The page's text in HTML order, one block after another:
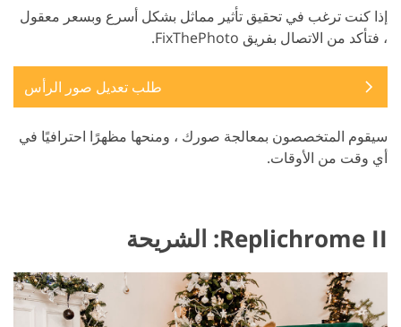
إذا كنت ترغب في تحقيق تأثير مماثل بشكل أسرع وبسعر معقول
، فتأكد من الاتصال بفريق FixThePhoto.
طلب تعديل صور الرأس
سيقوم المتخصصون بمعالجة صورك ، ومنحها مظهرًا احترافيًا في
أي وقت من الأوقات.
Replichrome II: الشريحة